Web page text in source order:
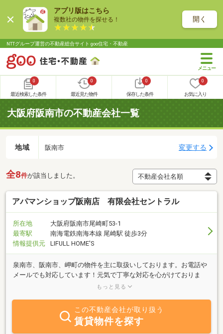
アプリ版はこちら
複数社の物件を探せる！ 開く
NTTグループ運営の不動産総合サイト goo住宅・不動産
0
最近検索した条件
0
最近見た物件
0
保存した条件
0
お気に入り
大阪府阪南市の不動産会社一覧
地域 阪南市 変更する
全8件が該当しました。
アパマンショップ阪南店 有限会社セントラル
所在地
大阪府阪南市尾崎町53-1
最寄駅
南海電鉄南海本線 尾崎駅 徒歩3分
情報提供元
LIFULL HOME'S
泉南市、阪南市、岬町の物件を主に取扱いしております。お電話や
メールでも対応しています！元気で丁寧な対応を心がけておりま
す！初めてのお客様も大歓迎です。 お問い合わせ、ご来店お待ち
もっと見る
この不動産会社が取り扱う
賃貸物件を探す